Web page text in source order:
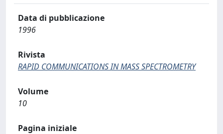
Data di pubblicazione
1996
Rivista
RAPID COMMUNICATIONS IN MASS SPECTROMETRY
Volume
10
Pagina iniziale